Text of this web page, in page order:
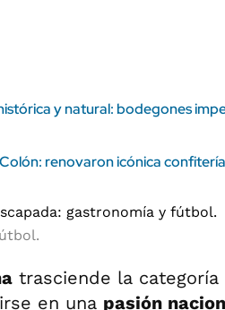
y natural: bodegones
renovaron icónica
trasciende la
en una pasión